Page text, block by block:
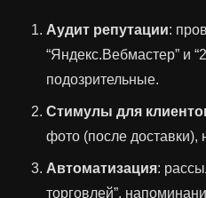
Аудит репутации:
“Яндекс.Вебмастер” и
подозрительные.
Стимулы для
фото (после доставки),
Автоматизация:
торговлей”,